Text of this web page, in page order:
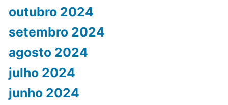
outubro 2024
setembro 2024
agosto 2024
julho 2024
junho 2024